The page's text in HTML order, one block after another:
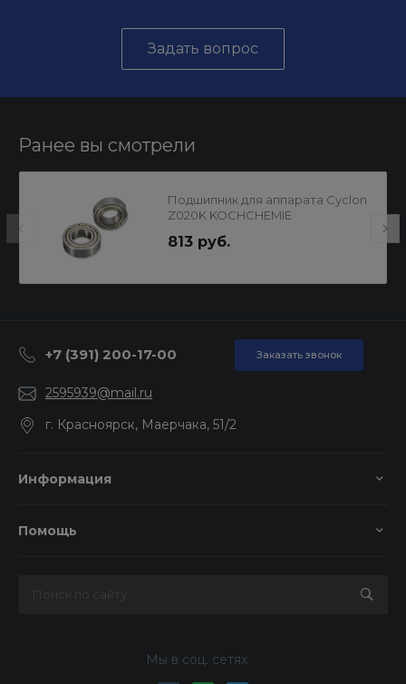
Задать вопрос
Ранее вы смотрели
Подшипник для аппарата Cyclon
Z020K KOCHCHEMIE
813 руб.
+7 (391) 200-17-00 Заказать звонок
2595939@mail.ru
г. Красноярск, Маерчака, 51/2
Информация
Помощь
Мы в соц. сетях